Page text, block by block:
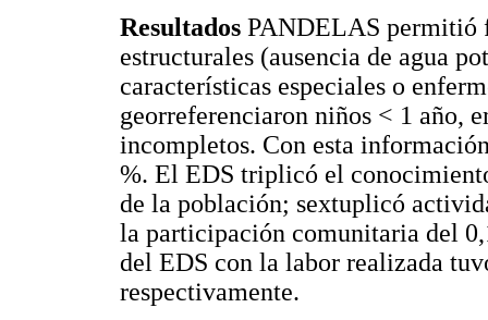
Resultados PANDELAS permitió
estructurales (ausencia de agua
características especiales o
georreferenciaron niños < 1 año,
incompletos. Con esta
%. El EDS triplicó el
de la población; sextuplicó
la participación comunitaria del
del EDS con la labor realizada
respectivamente.